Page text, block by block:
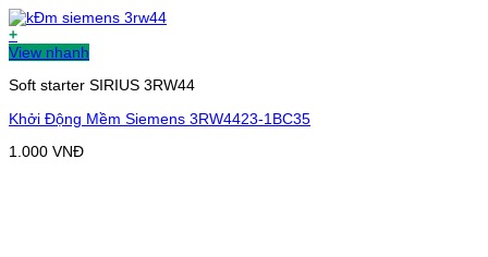
+
View nhanh
Soft starter SIRIUS 3RW44
Khởi Động Mềm Siemens 3RW4423-1BC35
1.000 VNĐ